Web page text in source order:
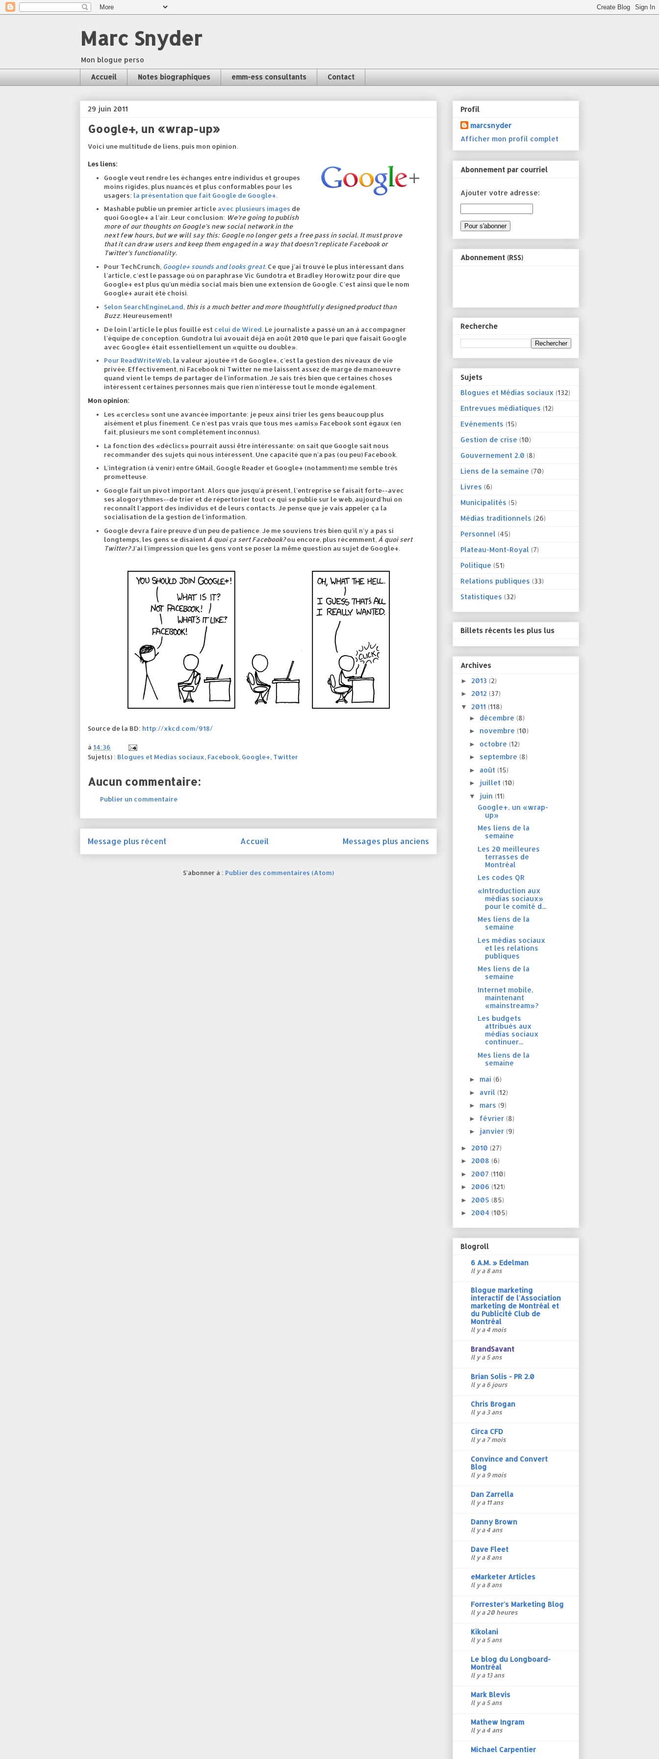
Marc Snyder
Mon blogue perso
Accueil Notes biographiques emm-ess consultants Contact
29 juin 2011
Google+, un «wrap-up»
Voici une multitude de liens, puis mon opinion.
Les liens:
Google veut rendre les échanges entre individus et groupes
moins rigides, plus nuancés et plus conformables pour les
usagers: la présentation que fait Google de Google+
Mashable publie un premier article avec plusieurs images de
quoi Google+ a l'air. Leur conclusion: We’re going to publish
more of our thoughts on Google’s new social network in the
next few hours, but we will say this: Google no longer gets a free pass in social. It must prove
that it can draw users and keep them engaged in a way that doesn’t replicate Facebook or
Twitter’s functionality.
Pour TechCrunch, Google+ sounds and looks great. Ce que j'ai trouvé le plus intéressant dans
l'article, c'est le passage où on paraphrase Vic Gundotra et Bradley Horowitz pour dire que
Google+ est plus qu'un média social mais bien une extension de Google. C'est ainsi que le nom
Google+ aurait été choisi.
Selon SearchEngineLand this is a much better and more thoughtfully designed product than
Buzz. Heureusement!
De loin l'article le plus fouillé est celui de Wired . Le journaliste a passé un an à accompagner
l'équipe de conception. Gundotra lui avouait déjà en août 2010 que le pari que faisait Google
avec Google+ était essentiellement un «quitte ou double».
Pour ReadWriteWeb, la valeur ajoutée #1 de Google+, c'est la gestion des niveaux de vie
privée. Effectivement, ni Facebook ni Twitter ne me laissent assez de marge de manoeuvre
quand vient le temps de partager de l'information. Je sais très bien que certaines choses
intéressent certaines personnes mais que rien n'intéresse tout le monde également.
Mon opinion:
Les «cercles» sont une avancée importante: je peux ainsi trier les gens beaucoup plus
aisément et plus finement. Ce n'est pas vrais que tous mes «amis» Facebook sont égaux (en
fait, plusieurs me sont complètement inconnus).
La fonction des «déclics» pourrait aussi être intéressante: on sait que Google sait nous
recommander des sujets qui nous intéressent. Une capacité que n'a pas (ou peu) Facebook.
L'intégration (à venir) entre GMail, Google Reader et Google+ (notamment) me semble très
prometteuse.
Google fait un pivot important. Alors que jusqu'à présent, l'entreprise se faisait forte--avec
ses alogorythmes--de trier et de répertorier tout ce qui se publie sur le web, aujourd'hui on
reconnaît l'apport des individus et de leurs contacts. Je pense que je vais appeler ça la
socialisation de la gestion de l'information.
Google devra faire preuve d'un peu de patience. Je me souviens très bien qu'il n'y a pas si
longtemps, les gens se disaient À quoi ça sert Facebook?ou encore, plus récemment, À quoi sert
Twitter?J'ai l'impression que les gens vont se poser la même question au sujet de Google+.
Source de la BD: http://xkcd.com/918/
à 14:36
Sujet(s) : Blogues et Médias sociaux Facebook Google+ Twitter
Aucun commentaire:
Publier un commentaire
Message plus récent Messages plus anciens
Accueil
S'abonner à : Publier des commentaires (Atom)
Profil
marcsnyder
Afficher mon profil complet
Abonnement par courriel
Ajouter votre adresse:
Abonnement (RSS)
Recherche
Sujets
Blogues et Médias sociaux (132)
Entrevues médiatiques (12)
Evénements (15)
Gestion de crise (10)
Gouvernement 2.0 (8)
Liens de la semaine (70)
Livres (6)
Municipalités (5)
Médias traditionnels (26)
Personnel (45)
Plateau-Mont-Royal (7)
Politique (51)
Relations publiques (33)
Statistiques (32)
Billets récents les plus lus
Archives
► 2013 (2)
► 2012 (37)
▼ 2011 (118)
► décembre (8)
► novembre (10)
► octobre (12)
► septembre (8)
► août (15)
► juillet (10)
▼ juin (11)
Google+, un «wrap-
up»
Mes liens de la
semaine
Les 20 meilleures
terrasses de
Montréal
Les codes QR
«Introduction aux
médias sociaux»
pour le comité d...
Mes liens de la
semaine
Les médias sociaux
et les relations
publiques
Mes liens de la
semaine
Internet mobile,
maintenant
«mainstream»?
Les budgets
attribués aux
médias sociaux
continuer...
Mes liens de la
semaine
► mai (6)
► avril (12)
► mars (9)
► février (8)
► janvier (9)
► 2010 (27)
► 2008 (6)
► 2007 (110)
► 2006 (121)
► 2005 (85)
► 2004 (105)
Blogroll
6 A.M. » Edelman
Il y a 8 ans
Blogue marketing
interactif de l'Association
marketing de Montréal et
du Publicité Club de
Montréal
Il y a 4 mois
BrandSavant
Il y a 5 ans
Brian Solis - PR 2.0
Il y a 6 jours
Chris Brogan
Il y a 3 ans
Circa CFD
Il y a 7 mois
Convince and Convert
Blog
Il y a 9 mois
Dan Zarrella
Il y a 11 ans
Danny Brown
Il y a 4 ans
Dave Fleet
Il y a 8 ans
eMarketer Articles
Il y a 8 ans
Forrester's Marketing Blog
Il y a 20 heures
Kikolani
Il y a 5 ans
Le blog du Longboard-
Montréal
Il y a 13 ans
Mark Blevis
Il y a 5 ans
Mathew Ingram
Il y a 4 ans
Michael Carpentier